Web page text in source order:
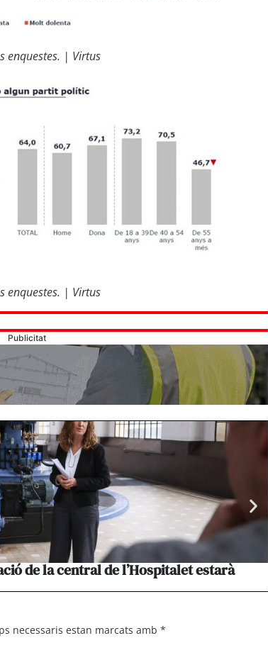
enquestes. | Virtus
enquestes. | Virtus
Publicitat
de la central de l’Hospitalet estarà
necessaris estan marcats amb *